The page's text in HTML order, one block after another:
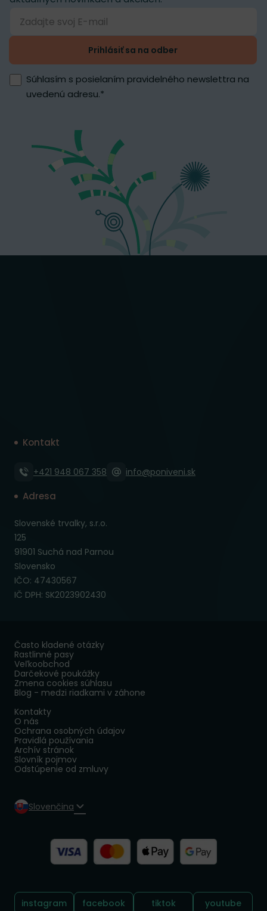
Prihlásiť sa na odber
Súhlasím s posielaním pravidelného newslettra na
uvedenú adresu.*
Kontakt
+421 948 067 358 info@poniveni.sk
Adresa
Slovenské trvalky, s.r.o.
125
91901 Suchá nad Parnou
Slovensko
IČO: 47430567
IČ DPH: SK2023902430
Často kladené otázky
Rastlinné pasy
Veľkoobchod
Darčekové poukážky
Zmena cookies súhlasu
Blog - medzi riadkami v záhone
Kontakty
O nás
Ochrana osobných údajov
Pravidlá používania
Archív stránok
Slovník pojmov
Odstúpenie od zmluvy
Slovenčina
Sledujte nás:
instagram facebook tiktok youtube